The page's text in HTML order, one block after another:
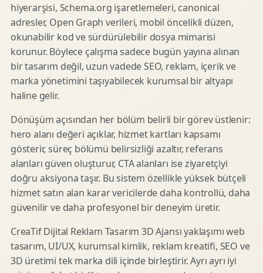
hiyerarşisi, Schema.org işaretlemeleri, canonical
adresler, Open Graph verileri, mobil öncelikli düzen,
okunabilir kod ve sürdürülebilir dosya mimarisi
korunur. Böylece çalışma sadece bugün yayına alınan
bir tasarım değil, uzun vadede SEO, reklam, içerik ve
marka yönetimini taşıyabilecek kurumsal bir altyapı
haline gelir.
Dönüşüm açısından her bölüm belirli bir görev üstlenir:
hero alanı değeri açıklar, hizmet kartları kapsamı
gösterir, süreç bölümü belirsizliği azaltır, referans
alanları güven oluşturur, CTA alanları ise ziyaretçiyi
doğru aksiyona taşır. Bu sistem özellikle yüksek bütçeli
hizmet satın alan karar vericilerde daha kontrollü, daha
güvenilir ve daha profesyonel bir deneyim üretir.
CreaTif Dijital Reklam Tasarım 3D Ajansı yaklaşımı web
tasarım, UI/UX, kurumsal kimlik, reklam kreatifi, SEO ve
3D üretimi tek marka dili içinde birleştirir. Ayrı ayrı iyi